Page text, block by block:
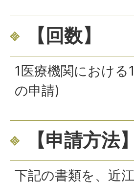
【回数】
1医療機関における
の申請)
【申請方法】
下記の書類を、近